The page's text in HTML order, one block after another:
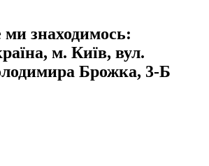
ми знаходимось:
м. Київ, вул.
Брожка, 3-Б